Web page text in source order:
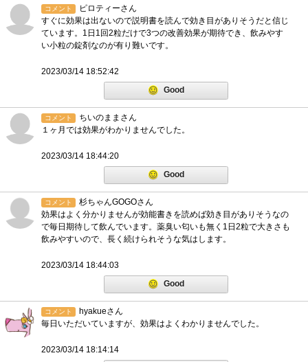
コメント
ピロティーさん
すぐに効果は出ないので説明書を読んで効き目がありそうだと信じ
ています。1日1回2粒だけで3つの改善効果が期待でき、飲みやす
い小粒の錠剤なのが有り難いです。
2023/03/14 18:52:42
Good
コメント
ちいのままさん
１ヶ月では効果がわかりませんでした。
2023/03/14 18:44:20
Good
コメント
杉ちゃんGOGOさん
効果はよく分かりませんが効能書きを読めば効き目がありそうなの
で毎日期待して飲んでいます。薬臭い匂いも無く1日2粒で大きさも
飲みやすいので、長く続けられそうな気はします。
2023/03/14 18:44:03
Good
コメント
hyakueさん
毎日いただいていますが、効果はよくわかりませんでした。
2023/03/14 18:14:14